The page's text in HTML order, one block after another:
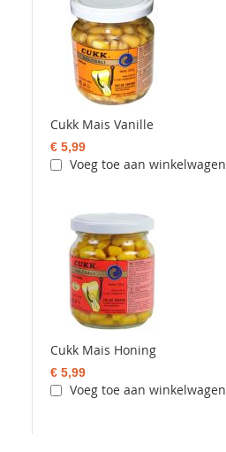
Cukk Mais Vanille
€ 5,99
Voeg toe aan winkelwagen
Cukk Mais Honing
€ 5,99
Voeg toe aan winkelwagen